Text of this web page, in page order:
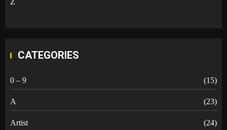
Z
CATEGORIES
0 – 9 (15)
A (23)
Artist (24)